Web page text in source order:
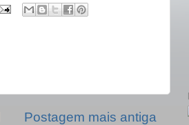
Postagem mais antiga